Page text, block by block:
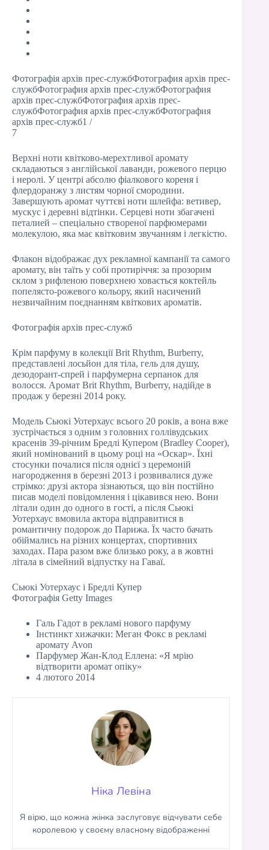
Фотографія архів прес-службФотография архів прес-
службФотография архів прес-службФотография
архів прес-службФотография архів прес-
службФотография архів прес-службФотография
архів прес-служб1 /
7
Верхні ноти квітково-мерехтливої аромату
складаються з англійської лаванди, рожевого перцю
і неролі. У центрі абсолю фіалкового кореня і
флердоранжу з листям чорної смородини.
Завершують аромат чуттєві ноти шлейфа: ветивер,
мускус і деревні відтінки. Серцеві ноти збагачені
петалией – спеціально створеної парфюмерами
молекулою, яка має квітковим звучанням і легкістю.
Флакон відображає дух рекламної кампанії та самого
аромату, він таїть у собі протиріччя: за прозорим
склом з рифленою поверхнею ховається коктейль
попелясто-рожевого кольору, який насичений
незвичайним поєднанням квіткових ароматів.
Фотографія архів прес-служб
Крім парфуму в колекції Brit Rhythm, Burberry,
представлені лосьйон для тіла, гель для душу,
дезодорант-спрей і парфумерна серпанок для
волосся. Аромат Brit Rhythm, Burberry, надійде в
продаж у березні 2014 року.
Модель Сьюкі Уотерхаус всього 20 років, а вона вже
зустрічається з одним з головних голлівудських
красенів 39-річним Бредлі Купером (Bradley Cooper),
який номінований в цьому році на «Оскар». Їхні
стосунки почалися після однієї з церемоній
нагородження в березні 2013 і розвивалися дуже
стрімко: друзі актора зізнаються, що він постійно
писав моделі повідомлення і цікавився нею. Вони
літали один до одного в гості, а після Сьюкі
Уотерхаус вмовила актора відправитися в
романтичну подорож до Парижа. Їх часто бачать
обіймались на різних концертах, спортивних
заходах. Пара разом вже близько року, а в жовтні
літала в сімейний відпустку на Гаваї.
Сьюкі Уотерхаус і Бредлі Купер
Фотографія Getty Images
Галь Гадот в рекламі нового парфуму
Інстинкт хижачки: Меган Фокс в рекламі
аромату Avon
Парфумер Жан-Клод Еллена: «Я мрію
відтворити аромат опіку»
4 лютого 2014
Ніка Левіна
Я вірю, що кожна жінка заслуговує відчувати себе
королевою у своєму власному відображенні